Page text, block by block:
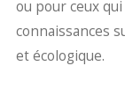
ou pour ceux
connaissances
et écologique.